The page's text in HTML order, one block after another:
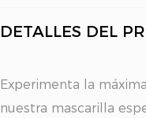
DETALLES DEL
Experimenta la
nuestra mascarilla